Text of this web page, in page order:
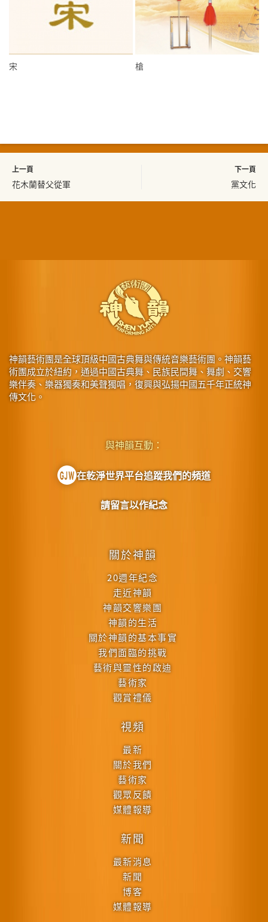
宋 槍
上一頁
花木蘭替父從軍
下一頁
黨文化
神韻藝術團是全球頂級中國古典舞與傳統音樂藝術團。神韻藝
術團成立於紐約，通過中國古典舞、民族民間舞、舞劇、交響
樂伴奏、樂器獨奏和美聲獨唱，復興與弘揚中國五千年正統神
傳文化。
關於神韻
20週年紀念
走近神韻
神韻交響樂團
神韻的生活
關於神韻的基本事實
我們面臨的挑戰
藝術與靈性的啟迪
藝術家
觀賞禮儀
視頻
最新
關於我們
藝術家
觀眾反饋
媒體報導
新聞
最新消息
新聞
博客
媒體報導
與神韻互動：
在乾淨世界平台追蹤我們的頻道
請留言以作紀念